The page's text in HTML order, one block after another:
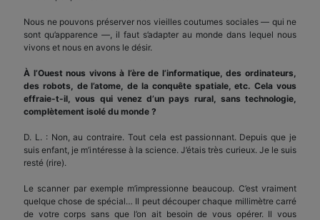
Nous ne pouvons préserver nos vieilles coutumes sociales — qui ne
sont qu’apparence —, il faut s’adapter au monde dans lequel nous
vivons et nous en avons le désir.
À l’Ouest nous vivons à l’ère de l’informatique, des ordinateurs,
des robots, de l’atome, de la conquête spatiale, etc. Cela vous
effraie-t-il, vous qui venez d’un pays rural, sans technologie,
complètement isolé du monde ?
D. L. : Non, au contraire. Tout cela est passionnant. Depuis que je
suis enfant, je m’intéresse à la science. J’étais très curieux. Je le suis
resté (rire).
Le scanner par exemple m’impressionne beaucoup. C’est vraiment
quelque chose de spécial… Il peut découper chaque millimètre carré
de votre corps sans que l’on ait besoin de vous opérer. Il vous